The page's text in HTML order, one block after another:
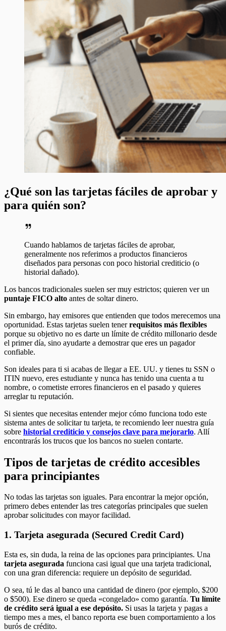
¿Qué son las tarjetas fáciles de aprobar y
para quién son?
Cuando hablamos de tarjetas fáciles de aprobar,
generalmente nos referimos a productos financieros
diseñados para personas con poco historial crediticio (o
historial dañado).
Los bancos tradicionales suelen ser muy estrictos; quieren ver un
puntaje FICO alto antes de soltar dinero.
Sin embargo, hay emisores que entienden que todos merecemos una
oportunidad. Estas tarjetas suelen tenerrequisitos más flexibles
porque su objetivo no es darte un límite de crédito millonario desde
el primer día, sino ayudarte a demostrar que eres un pagador
confiable.
Son ideales para ti si acabas de llegar a EE. UU. y tienes tu SSN o
ITIN nuevo, eres estudiante y nunca has tenido una cuenta a tu
nombre, o cometiste errores financieros en el pasado y quieres
arreglar tu reputación.
Si sientes que necesitas entender mejor cómo funciona todo este
sistema antes de solicitar tu tarjeta, te recomiendo leer nuestra guía
sobre historial crediticio y consejos clave para mejorarlo. Allí
encontrarás los trucos que los bancos no suelen contarte.
Tipos de tarjetas de crédito accesibles
para principiantes
No todas las tarjetas son iguales. Para encontrar la mejor opción,
primero debes entender las tres categorías principales que suelen
aprobar solicitudes con mayor facilidad.
1. Tarjeta asegurada (Secured Credit Card)
Esta es, sin duda, la reina de las opciones para principiantes. Una
tarjeta asegurada funciona casi igual que una tarjeta tradicional,
con una gran diferencia: requiere un depósito de seguridad.
O sea, tú le das al banco una cantidad de dinero (por ejemplo, $200
o $500). Ese dinero se queda «congelado» como garantía. Tu límite
de crédito será igual a ese depósito. Si usas la tarjeta y pagas a
tiempo mes a mes, el banco reporta ese buen comportamiento a los
burós de crédito.